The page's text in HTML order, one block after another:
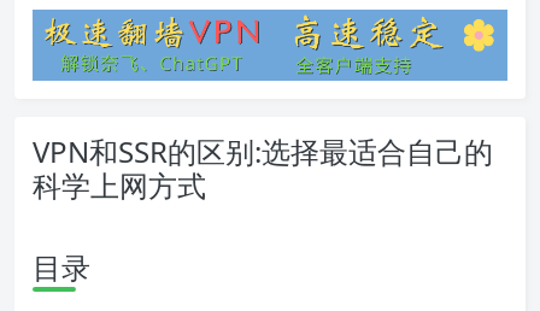
VPN和SSR的区别:选择最适合自己的
科学上网方式
目录